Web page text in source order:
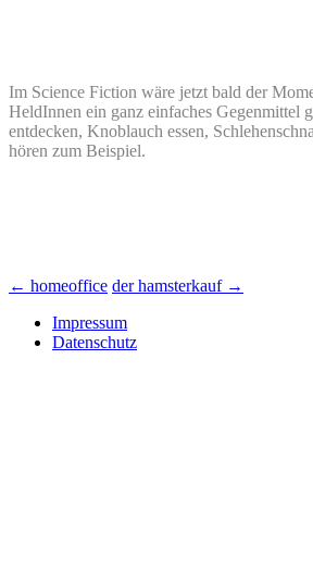
Im Science Fiction wäre jetzt bald der
HeldInnen ein ganz einfaches Gegenmittel
entdecken, Knoblauch essen,
hören zum Beispiel.
Beitrags-
Navigation
← homeoffice der hamsterkauf →
Impressum
Datenschutz